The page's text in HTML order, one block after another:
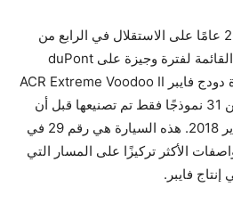
بينما تحتفل أمريكا بمرور 250 عامًا على الاستقلال في الرابع من
يوليو، تنضم أفعى نادرة إلى القائمة لفترة وجيزة على duPont
REGISTRY Live. تعد سيارة دودج فايبر ACR Extreme Voodoo II
Edition لعام 2017 واحدة من 31 نموذجًا فقط تم تصنيعها قبل أن
تنهي دودج إنتاج فايبر في يناير 2018. هذه السيارة هي رقم 29 في
الأكثر تركيزًا على المسار التي
فايبر.